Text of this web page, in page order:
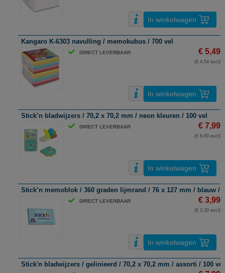
In winkelwagen
Kangaro K-6303 navulling / memokubus / 700 vel
DIRECT LEVERBAAR € 5,49
(€ 4,54 excl)
In winkelwagen
Stick’n bladwijzers / 70,2 x 70,2 mm / neon kleuren / 100 vel
DIRECT LEVERBAAR € 7,99
(€ 6,60 excl)
In winkelwagen
Stick’n memoblok / 360 graden lijmrand / 76 x 127 mm / blauw /
DIRECT LEVERBAAR € 3,99
(€ 3,30 excl)
In winkelwagen
Stick'n bladwijzers / gelinieerd / 70,2 x 70,2 mm / assorti / 100 vel